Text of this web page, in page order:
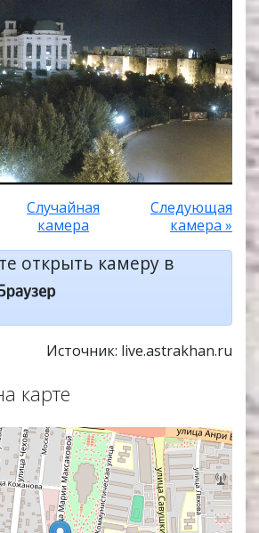
Случайная
камера
Следующая
камера »
открыть камеру в
Источник: live.astrakhan.ru
карте